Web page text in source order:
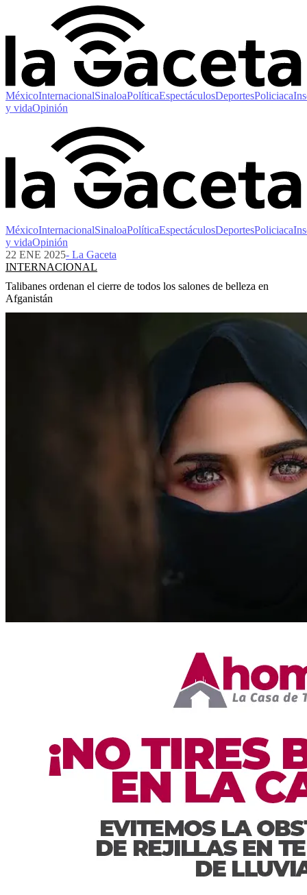
MéxicoInternacionalSinaloaPolíticaEspectáculosDeportesPoliciaca
y vidaOpinión
MéxicoInternacionalSinaloaPolíticaEspectáculosDeportesPoliciaca
y vidaOpinión
22 ENE 2025- La Gaceta
INTERNACIONAL
Talibanes ordenan el cierre de todos los salones de belleza en
Afganistán